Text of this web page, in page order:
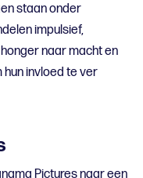
staan onder
impulsief,
naar macht en
hun invloed te ver
Pictures naar een